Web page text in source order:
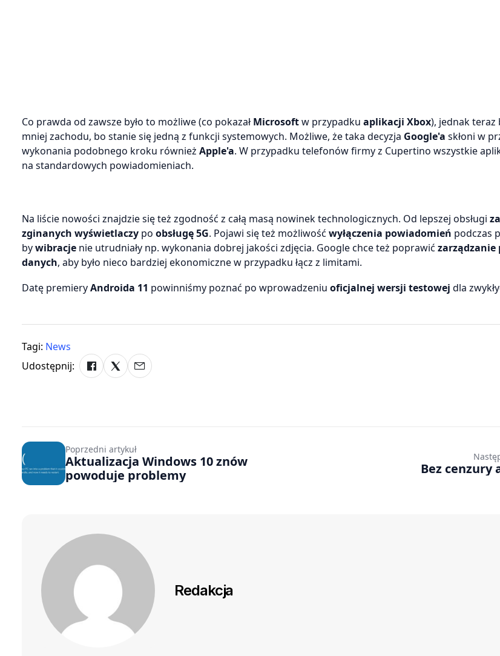
Co prawda od zawsze było to możliwe (co pokazał Microsoftw przypadku aplikacji Xbox), jednak teraz
mniej zachodu, bo stanie się jedną z funkcji systemowych. Możliwe, że taka decyzja Google'a skłoni w
wykonania podobnego kroku również Apple'a. W przypadku telefonów firmy z Cupertino wszystkie
na standardowych powiadomieniach.
Na liście nowości znajdzie się też zgodność z całą masą nowinek technologicznych. Od lepszej obsługi
zginanych wyświetlaczy po obsługę 5G. Pojawi się też możliwość wyłączenia powiadomień podczas
bywibracje nie utrudniały np. wykonania dobrej jakości zdjęcia. Google chce też poprawić zarządzanie
danych, aby było nieco bardziej ekonomiczne w przypadku łącz z limitami.
Datę premieryAndroida 11 powinniśmy poznać po wprowadzeniu oficjalnej wersji testowej dla
Tagi: News
Udostępnij:
Poprzedni artykuł
Aktualizacja Windows 10 znów
powoduje problemy
Bez cenzury
Redakcja